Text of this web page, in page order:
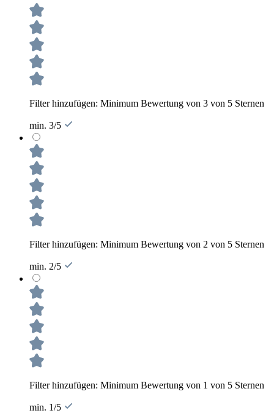
Filter hinzufügen: Minimum Bewertung von 3 von 5 Sternen
min. 3/5
Filter hinzufügen: Minimum Bewertung von 2 von 5 Sternen
min. 2/5
Filter hinzufügen: Minimum Bewertung von 1 von 5 Sternen
min. 1/5